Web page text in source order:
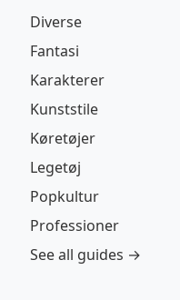
Diverse
Fantasi
Karakterer
Kunststile
Køretøjer
Legetøj
Popkultur
Professioner
See all guides →